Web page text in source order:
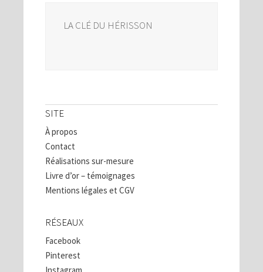
LA CLÉ DU HÉRISSON
SITE
À propos
Contact
Réalisations sur-mesure
Livre d’or – témoignages
Mentions légales et CGV
RÉSEAUX
Facebook
Pinterest
Instagram